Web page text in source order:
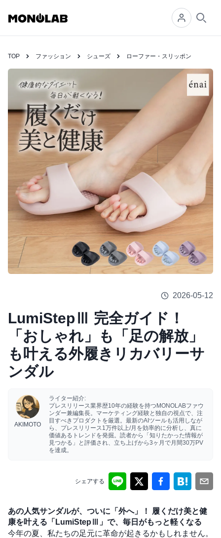
TOP ファッション シューズ ローファー・スリッポン
2026-05-12
LumiStepⅢ 完全ガイド！
「おしゃれ」も「足の解放」
も叶える外履きリカバリーサ
ンダル
AKIMOTO
ライター紹介:
プレスリリース業界歴10年の経験を持つMONOLABファウ
ンダー兼編集長。マーケティング経験と独自の視点で、注
目すべきプロダクトを厳選。最新のAIツールも活用しなが
ら、プレスリリース1万件以上/月を効率的に分析し、真に
価値あるトレンドを発掘。読者から「知りたかった情報が
見つかる」と評価され、立ち上げから3ヶ月で月間30万PV
を達成。
シェアする
あの人気サンダルが、ついに「外へ」！ 履くだけ美と健
康を叶える「LumiStepⅢ」で、毎日がもっと軽くなる
今年の夏、私たちの足元に革命が起きるかもしれません。